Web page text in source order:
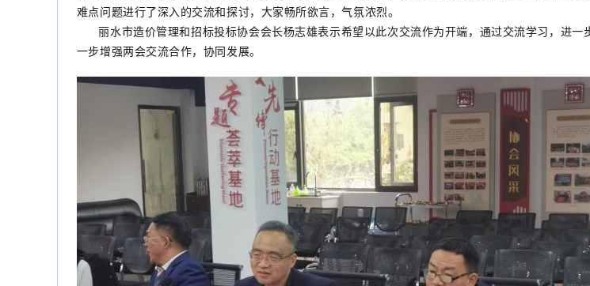
难点问题进行了深入的交流和探讨，大家畅所欲言，气氛浓烈。
丽水市造价管理和招标投标协会会长杨志雄表示希望以此次交流作为开端，通过交流学习，进一
一步增强两会交流合作，协同发展。